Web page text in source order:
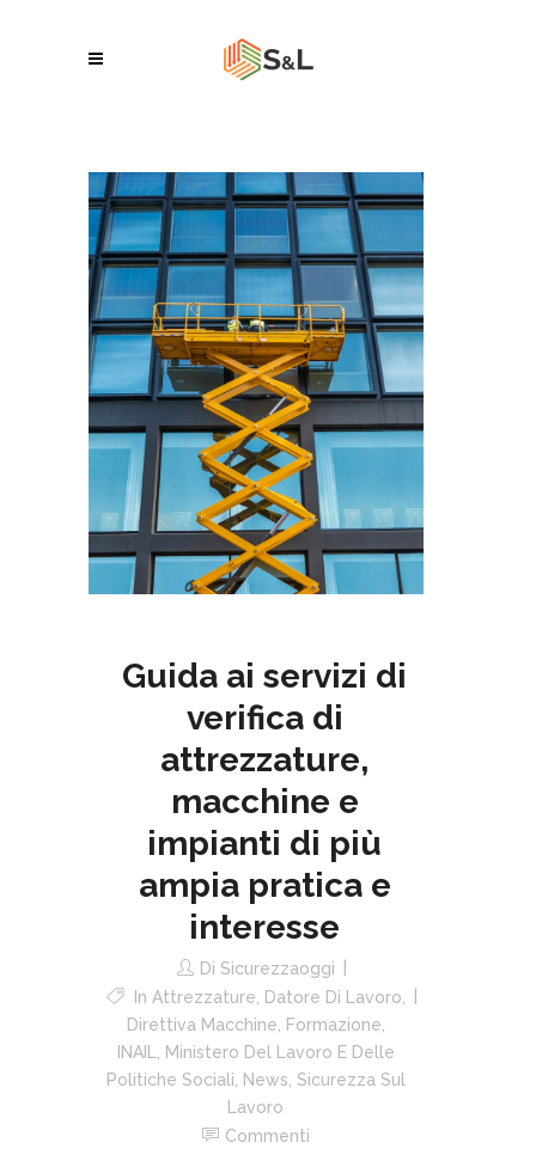
Guida ai servizi di
verifica di
attrezzature,
macchine e
impianti di più
ampia pratica e
interesse
Di Sicurezzaoggi
In Attrezzature, Datore Di Lavoro,
Direttiva Macchine, Formazione,
INAIL, Ministero Del Lavoro E Delle
Politiche Sociali, News, Sicurezza Sul
Lavoro
Commenti